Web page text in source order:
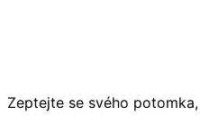
Zeptejte se svého